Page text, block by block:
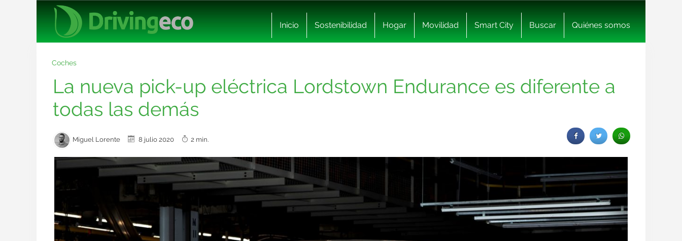
Inicio Sostenibilidad Hogar Movilidad Smart City Buscar Quiénes somos
Coches
La nueva pick-up eléctrica Lordstown Endurance es diferente a
todas las demás
Miguel Lorente 8 julio 2020 2 min.